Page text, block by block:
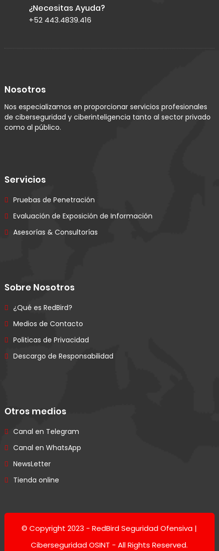
¿Necesitas Ayuda?
+52 443.4839.416
Nosotros
Nos especializamos en proporcionar servicios profesionales
de ciberseguridad y ciberinteligencia tanto al sector privado
como al público.
Servicios
Pruebas de Penetración
Evaluación de Exposición de Información
Asesorías & Consultorías
Sobre Nosotros
¿Qué es RedBird?
Medios de Contacto
Politicas de Privacidad
Descargo de Responsabilidad
Otros medios
Canal en Telegram
Canal en WhatsApp
NewsLetter
Tienda online
© Copyright 2023 -RedBird Seguridad Ofensiva |
Ciberseguridad OSINT - All Rights Reserved.